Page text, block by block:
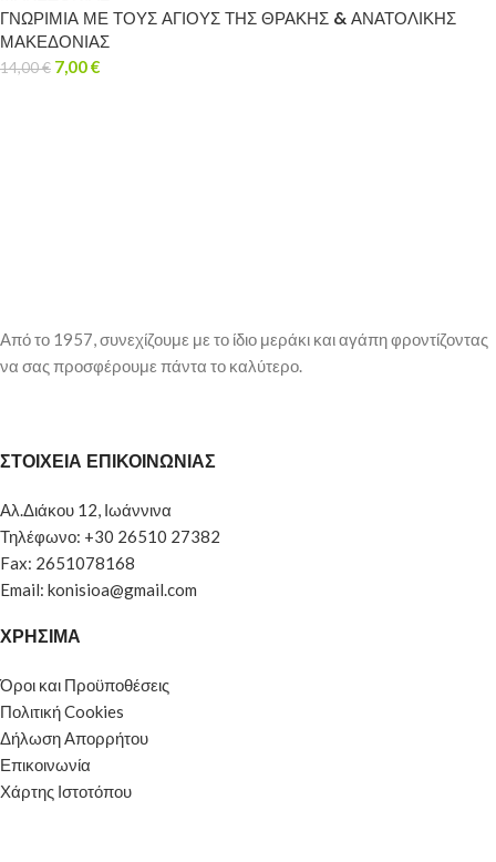
ΓΝΩΡΙΜΙΑ ΜΕ ΤΟΥΣ ΑΓΙΟΥΣ ΤΗΣ ΘΡΑΚΗΣ & ΑΝΑΤΟΛΙΚΗΣ
ΜΑΚΕΔΟΝΙΑΣ
14,00€ 7,00€
Από το 1957, συνεχίζουμε με το ίδιο μεράκι και αγάπη φροντίζοντας
να σας προσφέρουμε πάντα το καλύτερο.
ΣΤΟΙΧΕΙΑ ΕΠΙΚΟΙΝΩΝΙΑΣ
Αλ.Διάκου 12, Ιωάννινα
Τηλέφωνο: +30 26510 27382
Fax: 2651078168
Email: konisioa@gmail.com
ΧΡΗΣΙΜΑ
Όροι και Προϋποθέσεις
Πολιτική Cookies
Δήλωση Απορρήτου
Επικοινωνία
Χάρτης Ιστοτόπου